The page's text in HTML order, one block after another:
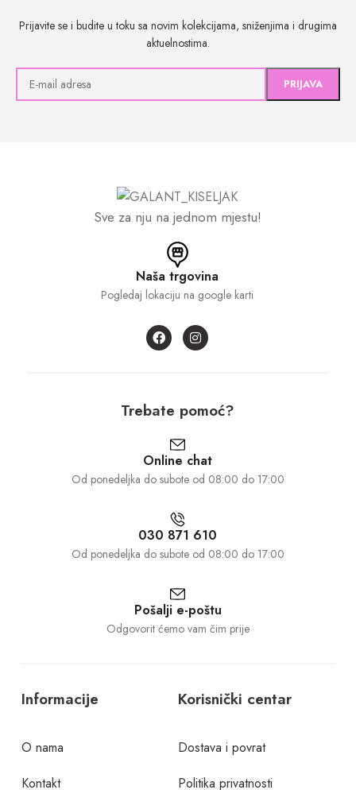
Prijavite se i budite u toku sa novim kolekcijama, sniženjima i drugima
aktuelnostima.
Sve za nju na jednom mjestu!
Naša trgovina
Pogledaj lokaciju na google karti
Trebate pomoć?
Online chat
Od ponedeljka do subote od 08:00 do 17:00
030 871 610
Od ponedeljka do subote od 08:00 do 17:00
Pošalji e-poštu
Odgovorit ćemo vam čim prije
Informacije
O nama
Kontakt
Korisnički centar
Dostava i povrat
Politika privatnosti